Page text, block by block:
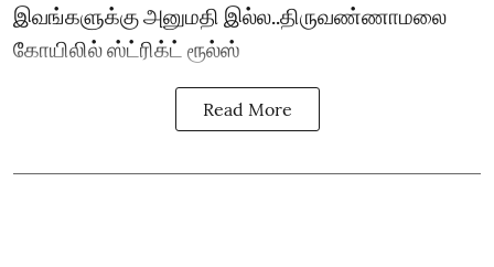
இவங்களுக்கு அனுமதி இல்ல..திருவண்ணாமலை
கோயிலில் ஸ்ட்ரிக்ட் ரூல்ஸ்
Read More